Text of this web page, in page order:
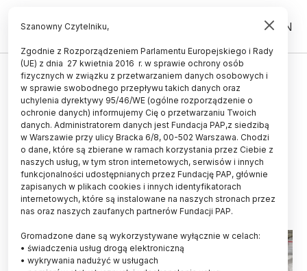
PL EN
HISTORIA I KULTURA
Nowe informacje o
społecznościach zamieszkujących
ziemię jarosławską i przemyską
600 lat p.n.e.
28.11.2022
aktualizacja: 28.11.2022
4 minuty czytania
Szanowny Czytelniku,
Zgodnie z Rozporządzeniem Parlamentu Europejskiego i Rady
(UE) z dnia 27 kwietnia 2016 r. w sprawie ochrony osób
fizycznych w związku z przetwarzaniem danych osobowych i
w sprawie swobodnego przepływu takich danych oraz
uchylenia dyrektywy 95/46/WE (ogólne rozporządzenie o
ochronie danych) informujemy Cię o przetwarzaniu Twoich
danych. Administratorem danych jest Fundacja PAP,z siedzibą
w Warszawie przy ulicy Bracka 6/8, 00-502 Warszawa. Chodzi
o dane, które są zbierane w ramach korzystania przez Ciebie z
naszych usług, w tym stron internetowych, serwisów i innych
funkcjonalności udostępnianych przez Fundację PAP, głównie
zapisanych w plikach cookies i innych identyfikatorach
internetowych, które są instalowane na naszych stronach przez
nas oraz naszych zaufanych partnerów Fundacji PAP.
Gromadzone dane są wykorzystywane wyłącznie w celach:
• świadczenia usług drogą elektroniczną
• wykrywania nadużyć w usługach